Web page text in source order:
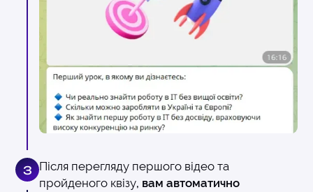
3 Після перегляду першого відео та
пройденого квізу, вам автоматично